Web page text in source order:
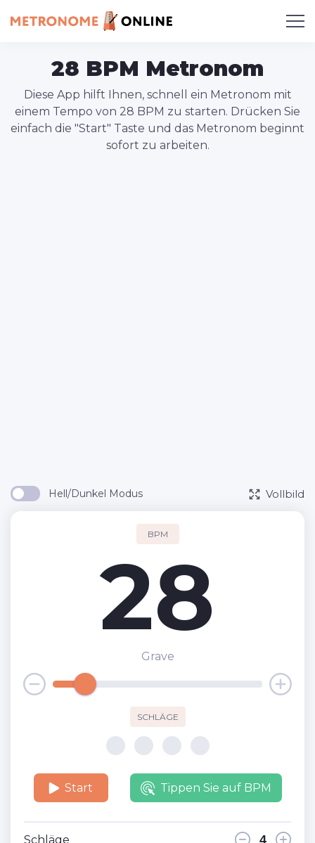
28 BPM Metronom
Diese App hilft Ihnen, schnell ein Metronom mit
einem Tempo von 28 BPM zu starten. Drücken Sie
einfach die "Start" Taste und das Metronom beginnt
sofort zu arbeiten.
Hell/Dunkel Modus Vollbild
BPM
28
Grave
SCHLÄGE
Start Tippen Sie auf BPM
Schläge